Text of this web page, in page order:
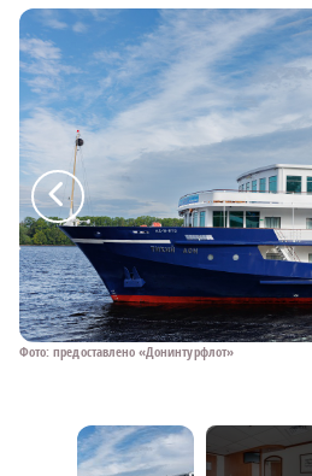
Фото: предоставлено «Донинтурфлот»
a